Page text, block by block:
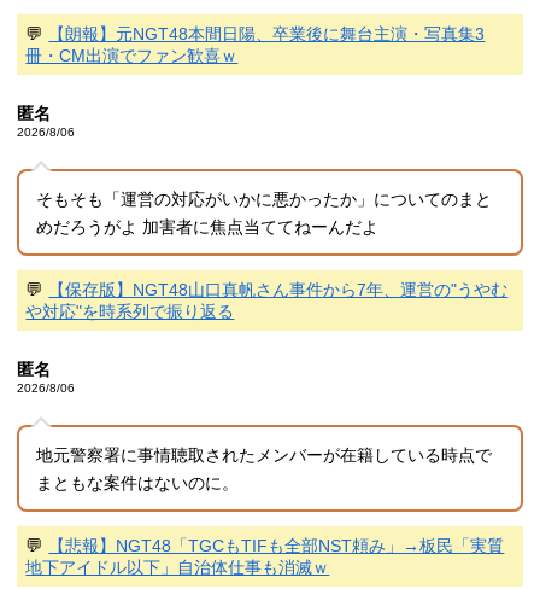
💬
【朗報】元NGT48本間日陽、卒業後に舞台主演・写真集3
冊・CM出演でファン歓喜ｗ
匿名
2026/8/06
そもそも「運営の対応がいかに悪かったか」についてのまと
めだろうがよ 加害者に焦点当ててねーんだよ
💬
【保存版】NGT48山口真帆さん事件から7年、運営の"うやむ
や対応"を時系列で振り返る
匿名
2026/8/06
地元警察署に事情聴取されたメンバーが在籍している時点で
まともな案件はないのに。
💬
【悲報】NGT48「TGCもTIFも全部NST頼み」→板民「実質
地下アイドル以下」自治体仕事も消滅ｗ